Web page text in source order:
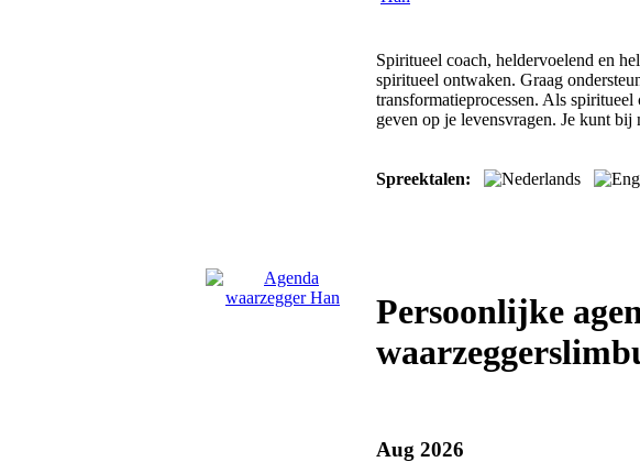
Spiritueel coach, heldervoelend en
spiritueel ontwaken. Graag
transformatieprocessen. Als
geven op je levensvragen. Je kunt
Spreektalen:
Persoonlijke
Aug 2026